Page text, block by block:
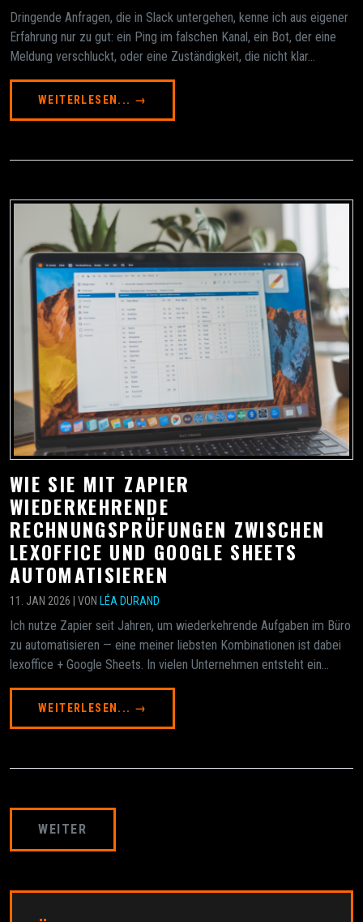
Dringende Anfragen, die in Slack untergehen, kenne ich aus eigener
Erfahrung nur zu gut: ein Ping im falschen Kanal, ein Bot, der eine
Meldung verschluckt, oder eine Zuständigkeit, die nicht klar...
WEITERLESEN... →
WIE SIE MIT ZAPIER
WIEDERKEHRENDE
RECHNUNGSPRÜFUNGEN ZWISCHEN
LEXOFFICE UND GOOGLE SHEETS
AUTOMATISIEREN
11. JAN 2026 | VON LÉA DURAND
Ich nutze Zapier seit Jahren, um wiederkehrende Aufgaben im Büro
zu automatisieren — eine meiner liebsten Kombinationen ist dabei
lexoffice + Google Sheets. In vielen Unternehmen entsteht ein...
WEITERLESEN... →
WEITER